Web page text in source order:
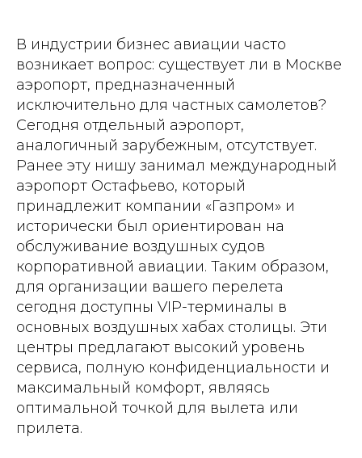
В индустрии бизнес авиации часто
возникает вопрос: существует ли в Москве
аэропорт, предназначенный
исключительно для частных самолетов?
Сегодня отдельный аэропорт,
аналогичный зарубежным, отсутствует.
Ранее эту нишу занимал международный
аэропорт Остафьево, который
принадлежит компании «Газпром» и
исторически был ориентирован на
обслуживание воздушных судов
корпоративной авиации. Таким образом,
для организации вашего перелета
сегодня доступны VIP-терминалы в
основных воздушных хабах столицы. Эти
центры предлагают высокий уровень
сервиса, полную конфиденциальности и
максимальный комфорт, являясь
оптимальной точкой для вылета или
прилета.